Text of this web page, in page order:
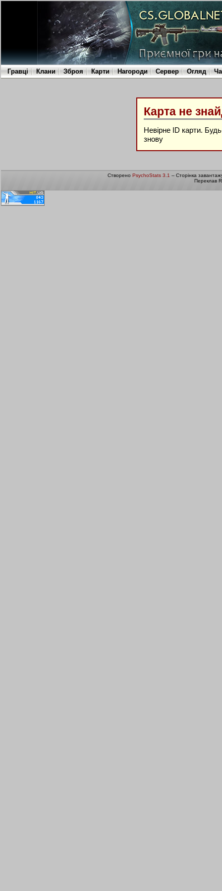
Гравці Клани Зброя Карти Нагороди Сервер Огляд
Карта не
Невірне ID карти.
знову
Створено PsychoStats 3.1 -- Сторінка
Переклав